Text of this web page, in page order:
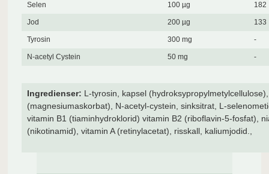
Selen 100 µg 182
Jod 200 µg 133
Tyrosin 300 mg -
N-acetyl Cystein 50 mg -
Ingredienser: L-tyrosin, kapsel
(magnesiumaskorbat), N-acetyl-cystein, sinksitrat, L-
vitamin B1 (tiaminhydroklorid) vitamin B2 (riboflavin-5-fosfat),
(nikotinamid), vitamin A (retinylacetat), risskall, kaliumjodid.,